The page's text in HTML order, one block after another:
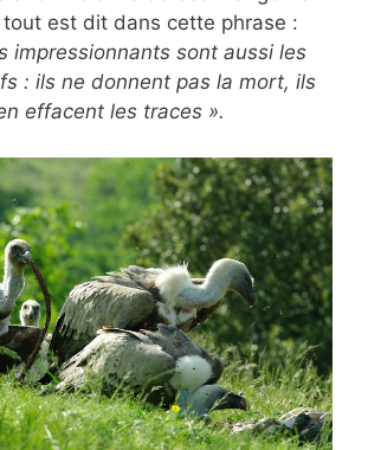
est dit dans cette phrase :
impressionnants sont aussi les
: ils ne donnent pas la mort, ils
effacent les traces ».